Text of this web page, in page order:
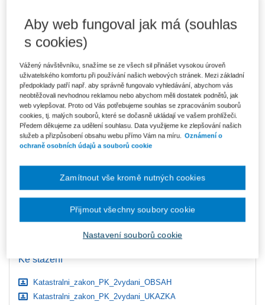
DMOC 1 089 Kč
E-kniha Smarteca + soubory ke stažení
V prodeji - ihned k dispozici
Co je Smarteca?
Kde najdu soubory e-knih?
1 320 Kč
Ušetříte 695 Kč
DMOC 2 015 Kč
Balíček - Tištěná kniha + E-kniha
Smarteca + soubory ke stažení
Skladem- expedice do 2 pracovních dnů
Co je Smarteca?
Upozorňujeme, že v období od 1.8. do 21.8. z technických
důvodů nemůžeme vystavovat daňové doklady. Budou vám
ks Vložit do košíku
Ke stažení
Katastralni_zakon_PK_2vydani_OBSAH
Katastralni_zakon_PK_2vydani_UKAZKA
Aby web fungoval jak má (souhlas
s cookies)
Vážený návštěvníku, snažíme se ze všech sil přinášet vysokou úroveň
uživatelského komfortu při používání našich webových stránek. Mezi základní
předpoklady patří např. aby správně fungovalo vyhledávání, abychom vás
neobtěžovali nevhodnou reklamou nebo abychom měli dostatek podnětů, jak
web vylepšovat. Proto od Vás potřebujeme souhlas se zpracováním souborů
cookies, tj. malých souborů, které se dočasně ukládají ve vašem prohlížeči.
Předem děkujeme za udělení souhlasu. Data využijeme ke zlepšování našich
služeb a přizpůsobení obsahu webu přímo Vám na míru. Oznámení o
ochraně osobních údajů a souborů cookie
Nastavení souborů cookie
Zamítnout vše kromě nutných cookies
Přijmout všechny soubory cookie